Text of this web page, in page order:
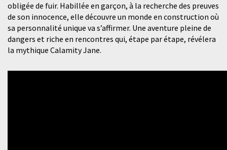
obligée de fuir. Habillée en garçon, à la recherche des preuves
de son innocence, elle découvre un monde en construction où
sa personnalité unique va s’affirmer. Une aventure pleine de
dangers et riche en rencontres qui, étape par étape, révélera
la mythique Calamity Jane.